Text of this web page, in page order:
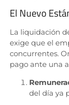
El Nuevo
La liquidación
exige que el
concurrentes.
pago ante una
del día ya